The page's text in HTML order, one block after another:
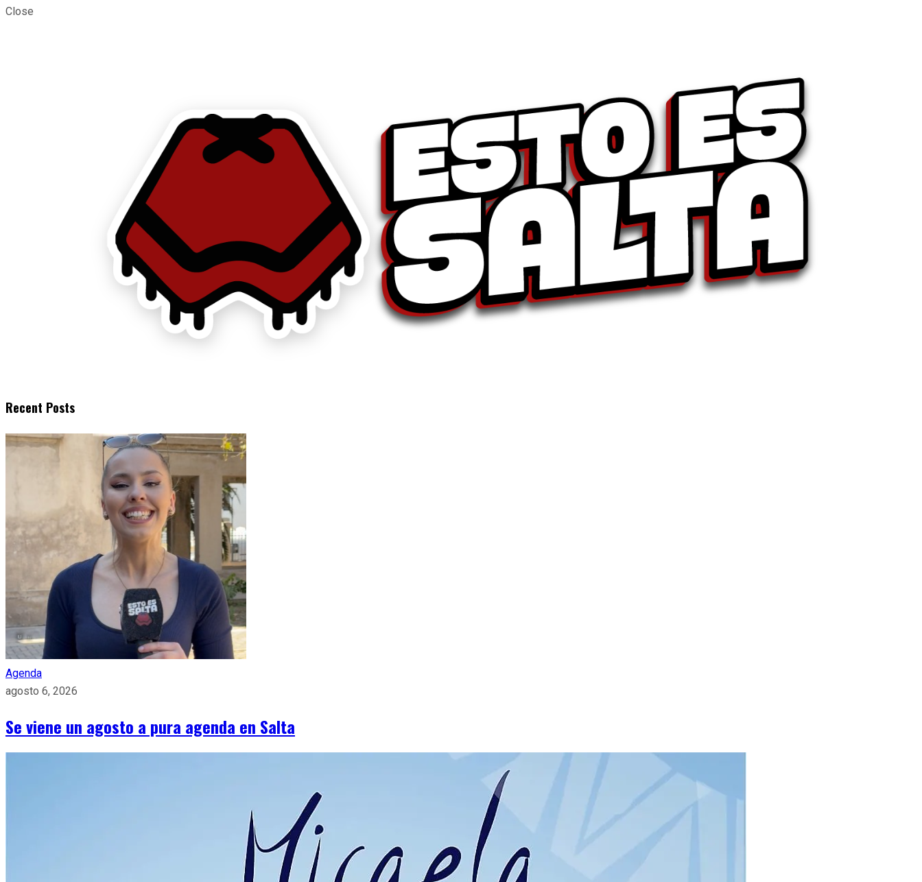
Close
Recent Posts
Agenda
agosto 6, 2026
Se viene un agosto a pura agenda en Salta